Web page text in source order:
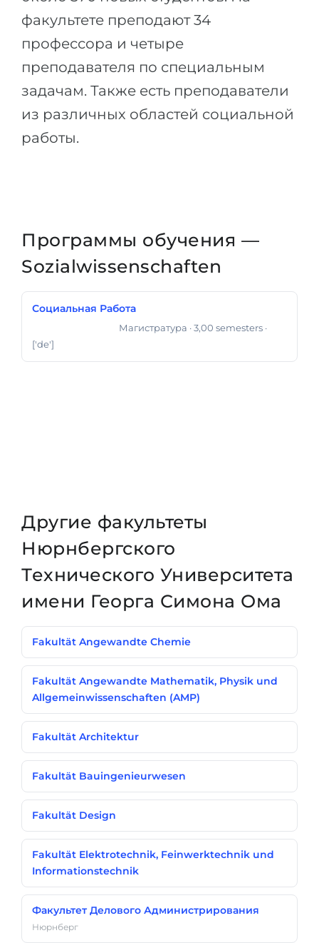
факультете преподают 34
профессора и четыре
преподавателя по специальным
задачам. Также есть преподаватели
из различных областей социальной
работы.
Программы обучения —
Sozialwissenschaften
Социальная Работа
Магистратура · 3,00 semesters ·
['de']
Другие факультеты
Нюрнбергского
Технического Университета
имени Георга Симона Ома
Fakultät Angewandte Chemie
Fakultät Angewandte Mathematik, Physik und
Allgemeinwissenschaften (AMP)
Fakultät Architektur
Fakultät Bauingenieurwesen
Fakultät Design
Fakultät Elektrotechnik, Feinwerktechnik und
Informationstechnik
Факультет Делового Администрирования
Нюрнберг